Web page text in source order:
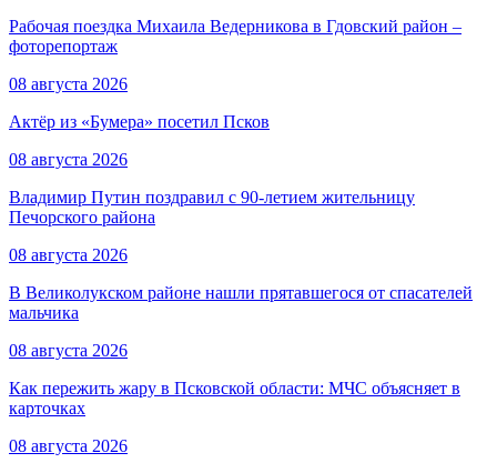
Рабочая поездка Михаила Ведерникова в Гдовский район –
фоторепортаж
08 августа 2026
Актёр из «Бумера» посетил Псков
08 августа 2026
Владимир Путин поздравил с 90-летием жительницу
Печорского района
08 августа 2026
В Великолукском районе нашли прятавшегося от спасателей
мальчика
08 августа 2026
Как пережить жару в Псковской области: МЧС объясняет в
карточках
08 августа 2026